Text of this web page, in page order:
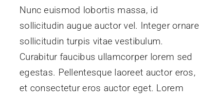
Nunc euismod lobortis massa, id
sollicitudin augue auctor vel. Integer ornare
sollicitudin turpis vitae vestibulum.
Curabitur faucibus ullamcorper lorem sed
egestas. Pellentesque laoreet auctor eros,
et consectetur eros auctor eget. Lorem